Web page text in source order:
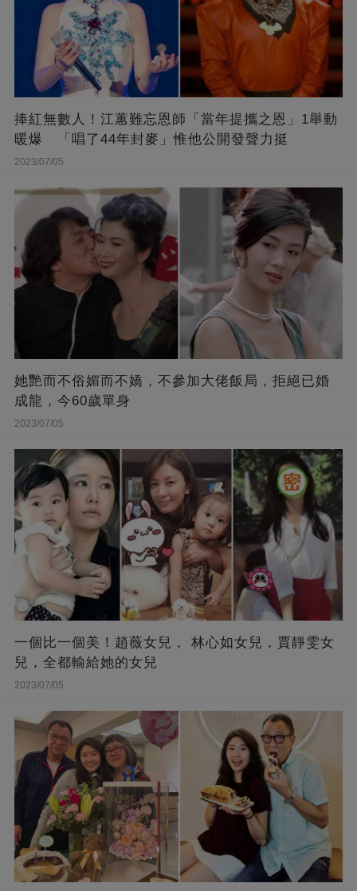
捧紅無數人！江蕙難忘恩師「當年提攜之恩」1舉動
暖爆 「唱了44年封麥」惟他公開發聲力挺
2023/07/05
她艷而不俗媚而不嬌，不參加大佬飯局，拒絕已婚
成龍，今60歲單身
2023/07/05
一個比一個美！趙薇女兒， 林心如女兒，賈靜雯女
兒，全都輸給她的女兒
2023/07/05